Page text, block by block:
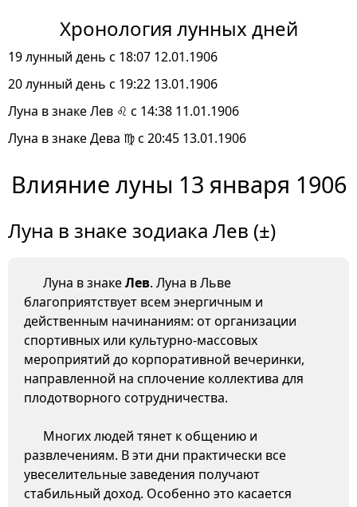
Хронология лунных дней
19 лунный день с 18:07 12.01.1906
20 лунный день с 19:22 13.01.1906
Луна в знаке Лев ♌ с 14:38 11.01.1906
Луна в знаке Дева ♍ с 20:45 13.01.1906
Влияние луны 13 января 1906
Луна в знаке зодиака Лев (±)
Луна в знакеЛев. Луна в Льве
благоприятствует всем энергичным и
действенным начинаниям: от организации
спортивных или культурно-массовых
мероприятий до корпоративной вечеринки,
направленной на сплочение коллектива для
плодотворного сотрудничества.
Многих людей тянет к общению и
развлечениям. В эти дни практически все
увеселительные заведения получают
стабильный доход. Особенно это касается